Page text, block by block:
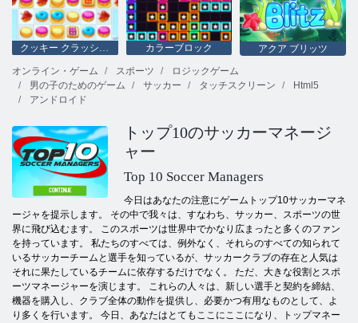
クッキー クラッシュ 2 カラーブロック
アクア ブリッツ
オンライン・ゲーム
スポーツ
ロジックゲーム
男の子のためのゲーム
サッカー タッチスクリーン
Html5
アンドロイド
トップ10のサッカーマネージ
ャー
Top 10 Soccer Managers
今日はあなたの注意にゲームトップ10サッカーマネ
ージャを提示します。 その中で我々は、すなわち、サッカー、スポーツの世
界に飛び込むます。 このスポーツは世界中でかなり広まったと多くのファン
を持っています。 私たちのすべては、例外なく、それらのすべての知られて
いるサッカーチームと選手を知っているが、サッカークラブの存在と人気は
それに果たしているチームに依存するだけでなく。 ただ、大きな役割とスポ
ーツマネージャーを演じます。 これらの人々は、新しい選手と契約を締結、
機器を購入し、クラブ全体の動作を提供し、必要かつ有用なものとして、よ
り多くを行います。 今日、あなたはとてもここにここになり、トップマネー